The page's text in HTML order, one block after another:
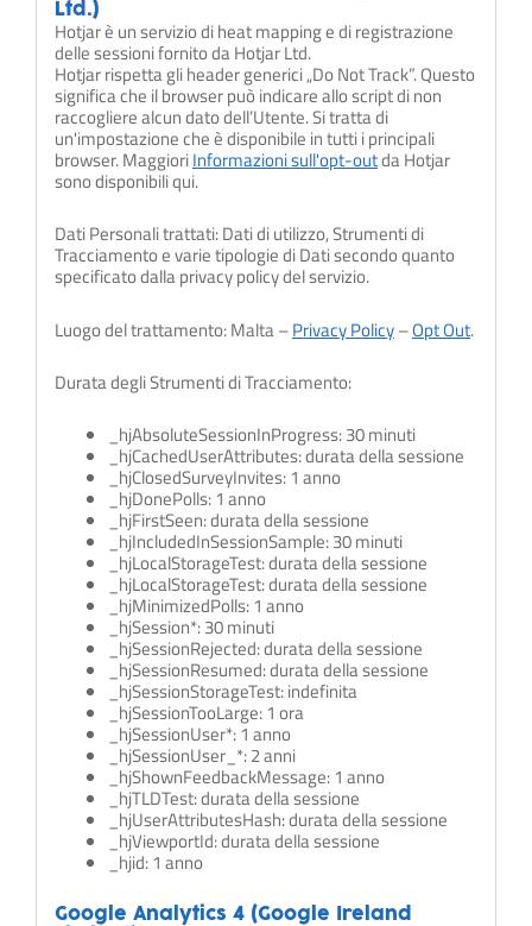
Ltd.)
Hotjar è un servizio di heat mapping e di registrazione
delle sessioni fornito da Hotjar Ltd.
Hotjar rispetta gli header generici „Do Not Track”. Questo
significa che il browser può indicare allo script di non
raccogliere alcun dato dell’Utente. Si tratta di
un'impostazione che è disponibile in tutti i principali
browser. MaggioriInformazioni sull'opt-outda Hotjar
sono disponibili qui.
Dati Personali trattati: Dati di utilizzo, Strumenti di
Tracciamento e varie tipologie di Dati secondo quanto
specificato dalla privacy policy del servizio.
Luogo del trattamento: Malta –Privacy Policy–Opt Out.
Durata degli Strumenti di Tracciamento:
_hjAbsoluteSessionInProgress: 30 minuti
_hjCachedUserAttributes: durata della sessione
_hjClosedSurveyInvites: 1 anno
_hjDonePolls: 1 anno
_hjFirstSeen: durata della sessione
_hjIncludedInSessionSample: 30 minuti
_hjLocalStorageTest: durata della sessione
_hjLocalStorageTest: durata della sessione
_hjMinimizedPolls: 1 anno
_hjSession*: 30 minuti
_hjSessionRejected: durata della sessione
_hjSessionResumed: durata della sessione
_hjSessionStorageTest: indefinita
_hjSessionTooLarge: 1 ora
_hjSessionUser*: 1 anno
_hjSessionUser_*: 2 anni
_hjShownFeedbackMessage: 1 anno
_hjTLDTest: durata della sessione
_hjUserAttributesHash: durata della sessione
_hjViewportId: durata della sessione
_hjid: 1 anno
Google Analytics 4 (Google Ireland